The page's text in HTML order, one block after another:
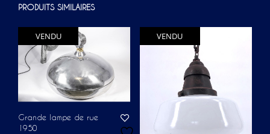
PRODUITS SIMILAIRES
VENDU
Grande lampe de rue
1950
VENDU